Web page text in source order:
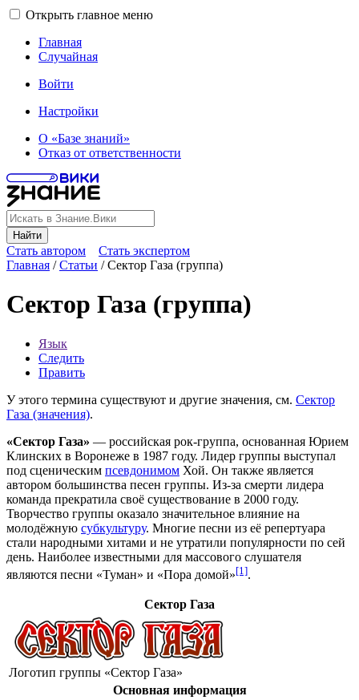
Открыть главное меню
Главная
Случайная
Войти
Настройки
О «Базе знаний»
Отказ от ответственности
Найти
Стать автором
Стать экспертом
Главная /Статьи /Сектор Газа (группа)
Сектор Газа (группа)
Язык
Следить
Править
У этого термина существуют и другие значения, см. Сектор
Газа (значения).
«Сектор Газа» — российская рок-группа, основанная Юрием
Клинских в Воронеже в 1987 году. Лидер группы выступал
под сценическим псевдонимом Хой. Он также является
автором большинства песен группы. Из-за смерти лидера
команда прекратила своё существование в 2000 году.
Творчество группы оказало значительное влияние на
молодёжную субкультуру. Многие песни из её репертуара
стали народными хитами и не утратили популярности по сей
день. Наиболее известными для массового слушателя
являются песни «Туман» и «Пора домой»[1].
Сектор Газа
Логотип группы «Сектор Газа»
Основная информация